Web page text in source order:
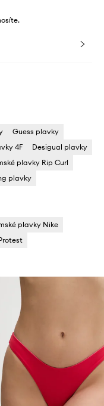
Guess plavky
4F
Desigual plavky
plavky Rip Curl
plavky
plavky Nike